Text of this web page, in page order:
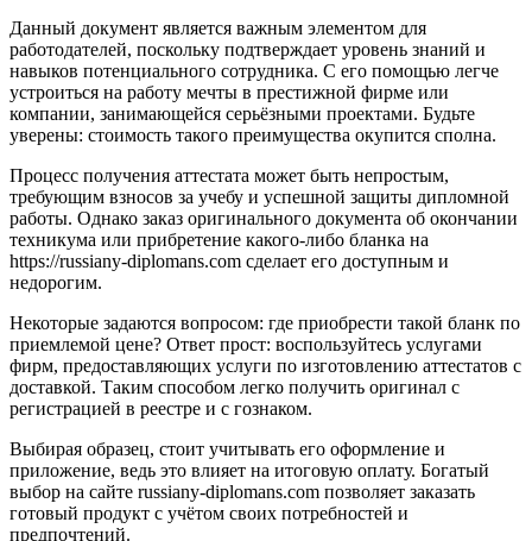
Данный документ является важным элементом для
работодателей, поскольку подтверждает уровень знаний и
навыков потенциального сотрудника. С его помощью легче
устроиться на работу мечты в престижной фирме или
компании, занимающейся серьёзными проектами. Будьте
уверены: стоимость такого преимущества окупится сполна.
Процесс получения аттестата может быть непростым,
требующим взносов за учебу и успешной защиты дипломной
работы. Однако заказ оригинального документа об окончании
техникума или прибретение какого-либо бланка на
https://russiany-diplomans.com сделает его доступным и
недорогим.
Некоторые задаются вопросом: где приобрести такой бланк по
приемлемой цене? Ответ прост: воспользуйтесь услугами
фирм, предоставляющих услуги по изготовлению аттестатов с
доставкой. Таким способом легко получить оригинал с
регистрацией в реестре и с гознаком.
Выбирая образец, стоит учитывать его оформление и
приложение, ведь это влияет на итоговую оплату. Богатый
выбор на сайте russiany-diplomans.com позволяет заказать
готовый продукт с учётом своих потребностей и
предпочтений.